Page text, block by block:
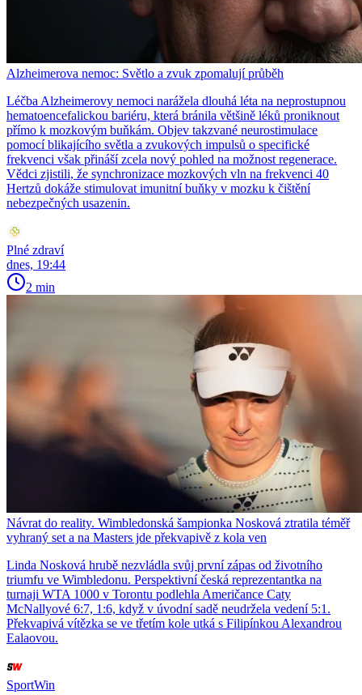
Alzheimerova nemoc: Světlo a zvuk zpomalují průběh
Léčba Alzheimerovy nemoci narážela dlouhá léta na neprostupnou
hematoencefalickou bariéru, která bránila většině léků proniknout
přímo k mozkovým buňkám. Objev takzvané neurostimulace
pomocí blikajícího světla a zvukových impulsů o specifické
frekvenci však přináší zcela nový pohled na možnost regenerace.
Vědci zjistili, že synchronizace mozkových vln na frekvenci 40
Hertzů dokáže stimulovat imunitní buňky v mozku k čištění
nebezpečných usazenin.
Plné zdraví
dnes, 19:44
2 min
Návrat do reality. Wimbledonská šampionka Nosková ztratila téměř
vyhraný set a na Masters jde překvapivě z kola ven
Linda Nosková hrubě nezvládla svůj první zápas od životního
triumfu ve Wimbledonu. Perspektivní česká reprezentantka na
turnaji WTA 1000 v Torontu podlehla Američance Caty
McNallyové 6:7, 1:6, když v úvodní sadě neudržela vedení 5:1.
Překvapivá vítězka se ve třetím kole utká s Filipínkou Alexandrou
Ealaovou.
SportWin